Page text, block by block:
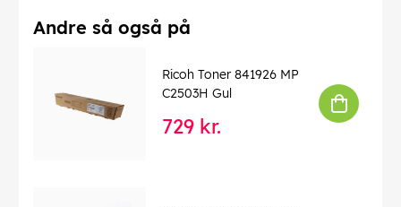
Andre så også på
Ricoh Toner 841926 MP
C2503H Gul
729 kr.